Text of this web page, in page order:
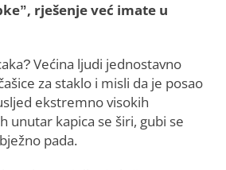
rješenje već imate u
Većina ljudi jednostavno
za staklo i misli da je posao
ekstremno visokih
unutar kapica se širi, gubi se
pada.